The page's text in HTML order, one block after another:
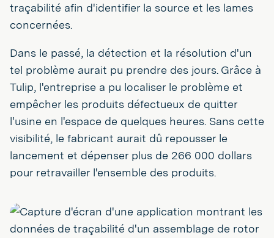
traçabilité afin d'identifier la source et les lames
concernées.
Dans le passé, la détection et la résolution d'un
tel problème aurait pu prendre des jours. Grâce à
Tulip, l'entreprise a pu localiser le problème et
empêcher les produits défectueux de quitter
l'usine en l'espace de quelques heures. Sans cette
visibilité, le fabricant aurait dû repousser le
lancement et dépenser plus de 266 000 dollars
pour retravailler l'ensemble des produits.